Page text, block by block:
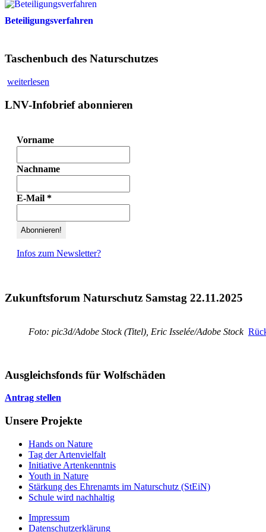
Beteiligungsverfahren
Taschenbuch des Naturschutzes
weiterlesen
LNV-Infobrief abonnieren
Vorname
Nachname
E-Mail *
Infos zum Newsletter?
Zukunftsforum Naturschutz Samstag 22.11.2025
Foto: pic3d/Adobe Stock (Titel), Eric Isselée/Adobe Stock
Ausgleichsfonds für Wolfschäden
Antrag stellen
Unsere Projekte
Hands on Nature
Tag der Artenvielfalt
Initiative Artenkenntnis
Youth in Nature
Stärkung des Ehrenamts im Naturschutz (StEiN)
Schule wird nachhaltig
Impressum
Datenschutzerklärung